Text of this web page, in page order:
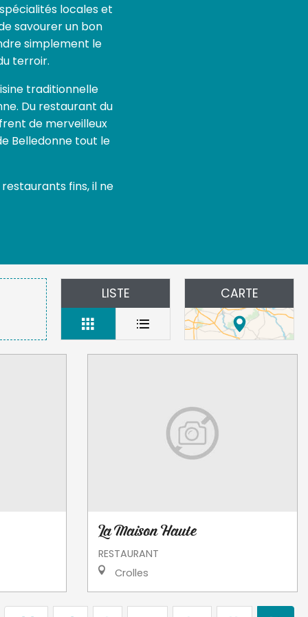
locales et
savourer un bon
simplement le
terroir.
traditionnelle
Du restaurant du
de merveilleux
Belledonne tout le
fins, il ne
LISTE CARTE
La Maison Haute
RESTAURANT
Crolles